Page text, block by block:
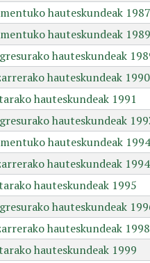
hauteskundeak 1987
hauteskundeak 1989
hauteskundeak
hauteskundeak 1990
hauteskundeak 1991
hauteskundeak
hauteskundeak 1994
hauteskundeak 1994
hauteskundeak 1995
hauteskundeak
hauteskundeak 1998
hauteskundeak 1999